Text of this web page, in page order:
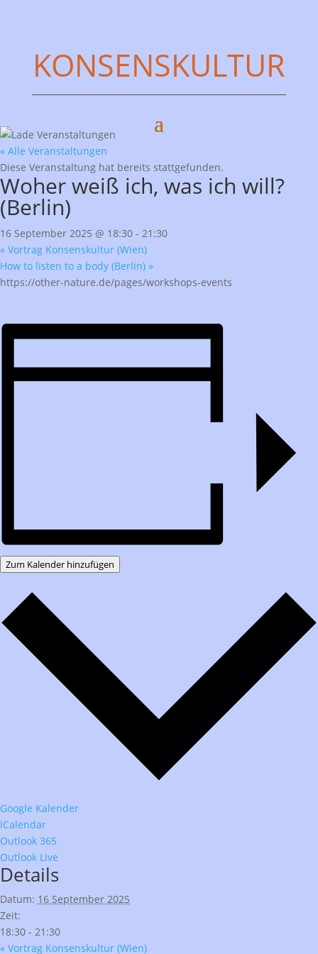
KONSENSKULTUR
« Alle Veranstaltungen
Diese Veranstaltung hat bereits stattgefunden.
Woher weiß ich, was ich will?
(Berlin)
16 September 2025 @ 18:30 - 21:30
« Vortrag Konsenskultur (Wien)
How to listen to a body (Berlin) »
https://other-nature.de/pages/workshops-events
Zum Kalender hinzufügen
Google Kalender
iCalendar
Outlook 365
Outlook Live
Details
Datum: 16 September 2025
Zeit:
18:30 - 21:30
« Vortrag Konsenskultur (Wien)